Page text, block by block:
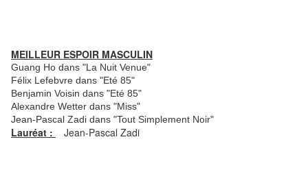
MEILLEUR ESPOIR MASCULIN
Guang Ho dans "La Nuit Venue"
Félix Lefebvre dans "Eté 85"
Benjamin Voisin dans "Eté 85"
Alexandre Wetter dans "Miss"
Jean-Pascal Zadi dans "Tout Simplement Noir"
Lauréat : Jean-Pascal Zadi